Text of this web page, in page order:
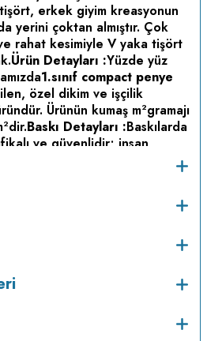
erkek giyim kreasyonun
yerini çoktan almıştır. Çok
rahat kesimiyle V yaka tişört
Ürün Detayları :Yüzde yüz
1.sınıf compact penye
özel dikim ve işçilik
Ürünün kumaş m2gramajı
2dir.Baskı Detayları :Baskılarda
ve güvenlidir; insan
ve tersten yıkanır.
tersten ütülenir.